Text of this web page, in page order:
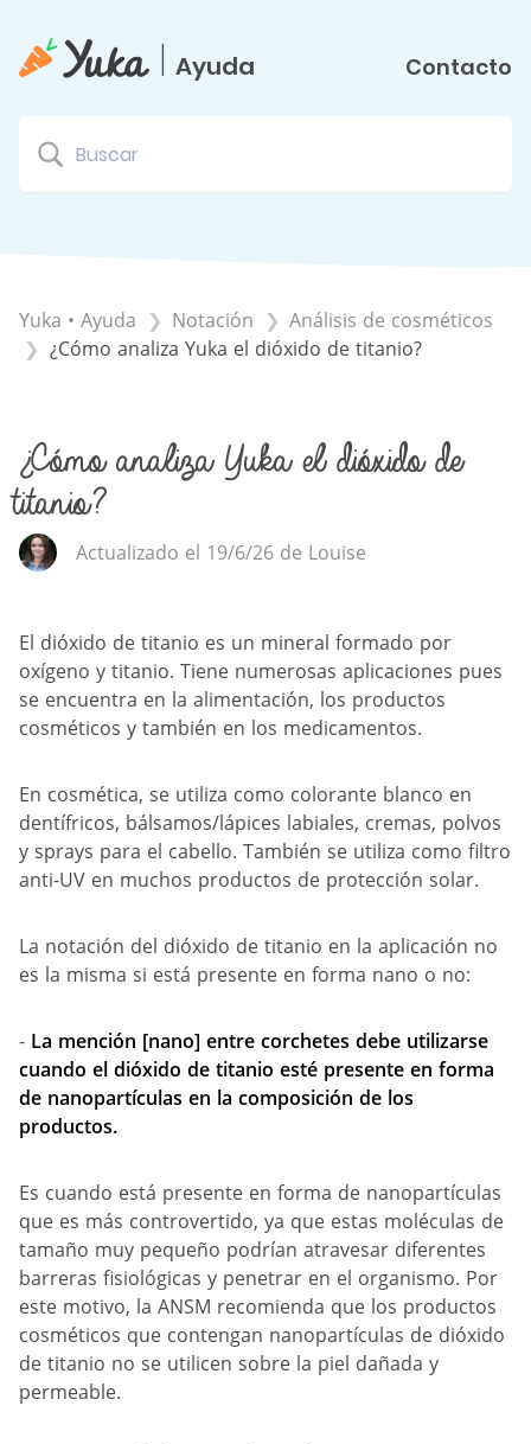
| Ayuda Contacto
Yuka • Ayuda ​Notación
​Análisis de cosméticos
¿Cómo analiza Yuka el dióxido de titanio?
¿Cómo analiza Yuka el dióxido de
titanio?
Actualizado el 19/6/26 de Louise
El dióxido de titanio es un mineral formado por
oxígeno y titanio. Tiene numerosas aplicaciones pues
se encuentra en la alimentación, los productos
cosméticos y también en los medicamentos.
En cosmética, se utiliza como colorante blanco en
dentífricos, bálsamos/lápices labiales, cremas, polvos
y sprays para el cabello. También se utiliza como filtro
anti-UV en muchos productos de protección solar.
La notación del dióxido de titanio en la aplicación no
es la misma si está presente en forma nano o no:
- La mención [nano] entre corchetes debe utilizarse
cuando el dióxido de titanio esté presente en forma
de nanopartículas en la composición de los
productos.
Es cuando está presente en forma de nanopartículas
que es más controvertido, ya que estas moléculas de
tamaño muy pequeño podrían atravesar diferentes
barreras fisiológicas y penetrar en el organismo. Por
este motivo, la ANSM recomienda que los productos
cosméticos que contengan nanopartículas de dióxido
de titanio no se utilicen sobre la piel dañada y
permeable.